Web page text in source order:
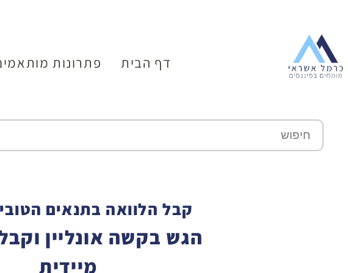
דף הבית פתרונות
קבל הלוואה בתנאים
הגש בקשה אונליין
מיידית